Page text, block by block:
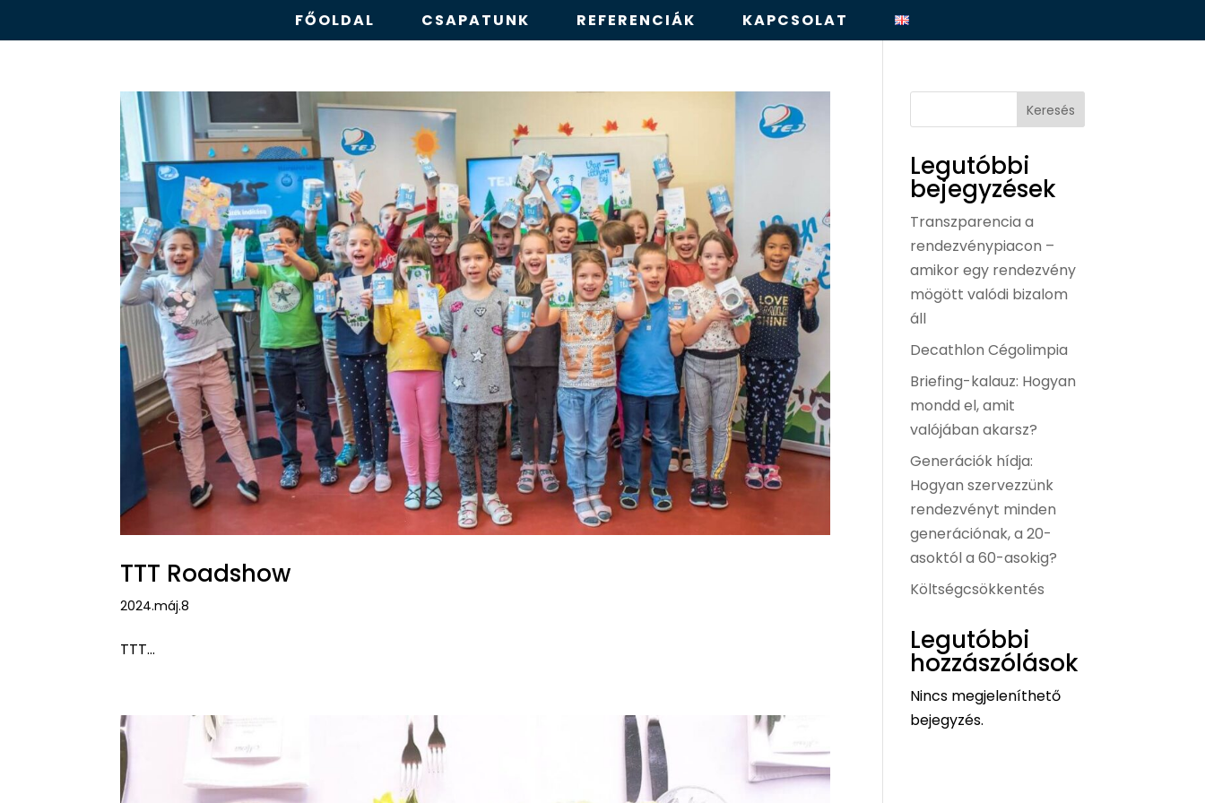
FŐOLDAL CSAPATUNK REFERENCIÁK KAPCSOLAT
TTT Roadshow
2024.máj.8
TTT...
Keresés
Legutóbbi
bejegyzések
Transzparencia a
rendezvénypiacon –
amikor egy rendezvény
mögött valódi bizalom
áll
Decathlon Cégolimpia
Briefing-kalauz: Hogyan
mondd el, amit
valójában akarsz?
Generációk hídja:
Hogyan szervezzünk
rendezvényt minden
generációnak, a 20-
asoktól a 60-asokig?
Költségcsökkentés
Legutóbbi
hozzászólások
Nincs megjeleníthető
bejegyzés.